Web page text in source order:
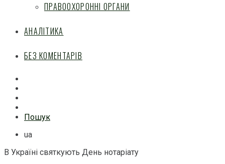
ПРАВООХОРОННІ ОРГАНИ
АНАЛІТИКА
БЕЗ КОМЕНТАРІВ
Пошук
ua
В Україні святкують День нотаріату